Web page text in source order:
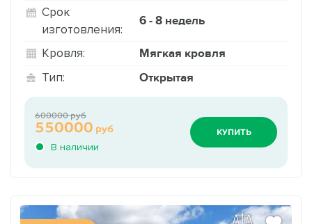
Срок
изготовления:
6 - 8 недель
Кровля: Мягкая кровля
Тип: Открытая
В наличии
550000 руб
600000 руб
КУПИТЬ